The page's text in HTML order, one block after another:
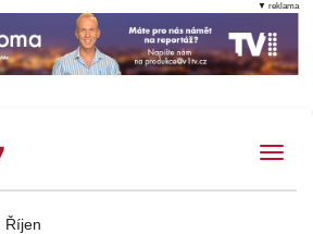
Říjen
▼ reklama